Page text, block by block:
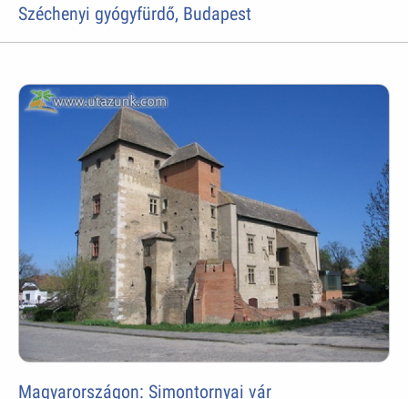
Széchenyi gyógyfürdő, Budapest
Magyarországon: Simontornyai vár